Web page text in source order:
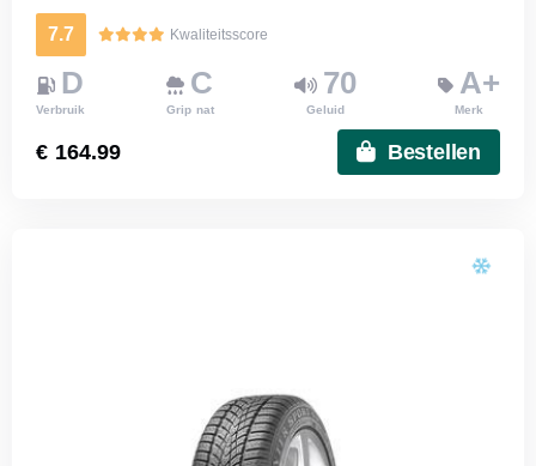
7.7 Kwaliteitsscore
D
Verbruik
C
Grip nat
70
Geluid
A+
Merk
€ 164.99 Bestellen